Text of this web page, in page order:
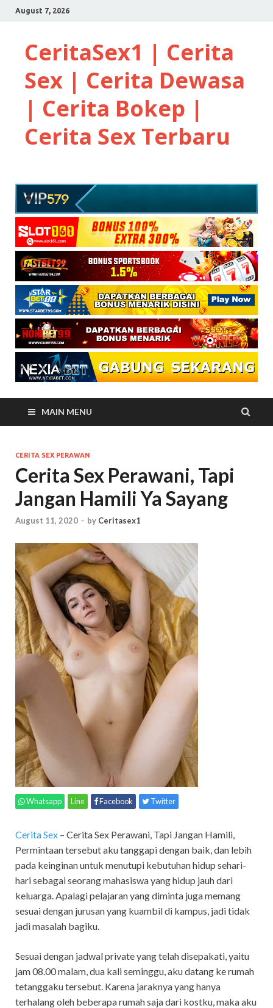
August 7, 2026
CeritaSex1 | Cerita
Sex | Cerita Dewasa
| Cerita Bokep |
Cerita Sex Terbaru
MAIN MENU
CERITA SEX PERAWAN
Cerita Sex Perawani, Tapi
Jangan Hamili Ya Sayang
August 11, 2020 - by Ceritasex1
Whatsapp Line Facebook Twitter
Cerita Sex – Cerita Sex Perawani, Tapi Jangan Hamili,
Permintaan tersebut aku tanggapi dengan baik, dan lebih
pada keinginan untuk menutupi kebutuhan hidup sehari-
hari sebagai seorang mahasiswa yang hidup jauh dari
keluarga. Apalagi pelajaran yang diminta juga memang
sesuai dengan jurusan yang kuambil di kampus, jadi tidak
jadi masalah bagiku.
Sesuai dengan jadwal private yang telah disepakati, yaitu
jam 08.00 malam, dua kali seminggu, aku datang ke rumah
tetanggaku tersebut. Karena jaraknya yang hanya
terhalang oleh beberapa rumah saja dari kostku, maka aku